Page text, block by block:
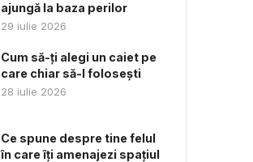
ajungă la baza perilor
29 iulie 2026
Cum să-ți alegi un caiet pe
care chiar să-l folosești
28 iulie 2026
Ce spune despre tine felul
în care îți amenajezi spațiul